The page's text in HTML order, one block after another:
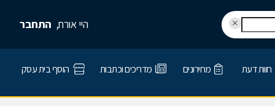
היי אורח, התחבר
חוות דעת מחירונים מדריכים וכתבות הוסף בית עסק